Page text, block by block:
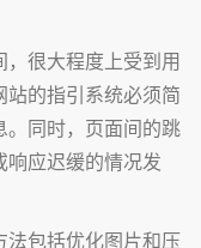
很大程度上受到用
的指引系统必须简
。同时，页面间的跳
应迟缓的情况发
法包括优化图片和压